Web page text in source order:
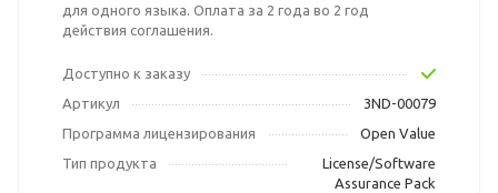
для одного языка. Оплата за 2 года во 2 год
действия соглашения.
Доступно к заказу
Артикул
3ND-00079
Программа лицензирования
Open Value
Тип продукта
License/Software
Assurance Pack